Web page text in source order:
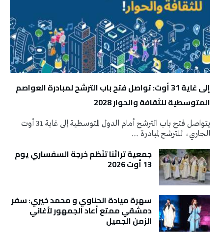
إلى غاية 31 أوت: تواصل فتح باب الترشح لمبادرة العواصم
المتوسطية للثقافة والحوار 2028
يتواصل فتح باب الترشح أمام الدول المتوسطية إلى غاية 31 أوت
الجاري، للترشح لمبادرة …
جمعية تراثنا تنَظم خرجة السفساري يوم
13 أوت 2026
سهرة ميادة الحناوي و محمد خيري: سفر
دمشقي ممتع أعاد الجمهور لأغاني
الزمن الجميل